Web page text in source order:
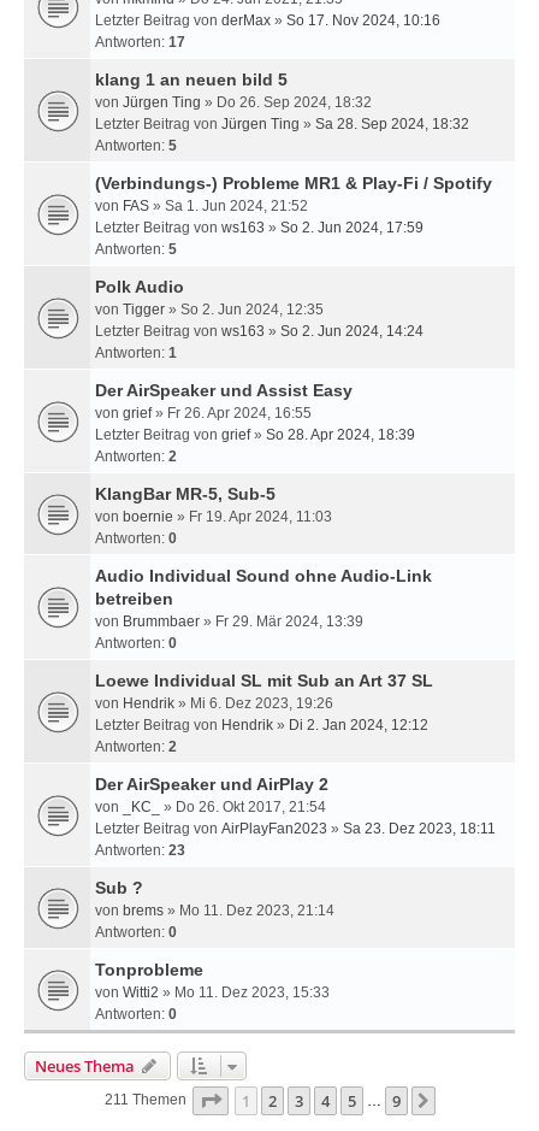
Letzter Beitrag von derMax » So 17. Nov 2024, 10:16
Antworten: 17
klang 1 an neuen bild 5
von Jürgen Ting » Do 26. Sep 2024, 18:32
Letzter Beitrag von Jürgen Ting » Sa 28. Sep 2024, 18:32
Antworten: 5
(Verbindungs-) Probleme MR1 & Play-Fi / Spotify
von FAS » Sa 1. Jun 2024, 21:52
Letzter Beitrag von ws163 » So 2. Jun 2024, 17:59
Antworten: 5
Polk Audio
von Tigger » So 2. Jun 2024, 12:35
Letzter Beitrag von ws163 » So 2. Jun 2024, 14:24
Antworten: 1
Der AirSpeaker und Assist Easy
von grief» Fr 26. Apr 2024, 16:55
Letzter Beitrag von grief» So 28. Apr 2024, 18:39
Antworten: 2
KlangBar MR-5, Sub-5
von boernie » Fr 19. Apr 2024, 11:03
Antworten: 0
Audio Individual Sound ohne Audio-Link
betreiben
von Brummbaer » Fr 29. Mär 2024, 13:39
Antworten: 0
Loewe Individual SL mit Sub an Art 37 SL
von Hendrik » Mi 6. Dez 2023, 19:26
Letzter Beitrag von Hendrik » Di 2. Jan 2024, 12:12
Antworten: 2
Der AirSpeaker und AirPlay 2
von _KC_
» Do 26. Okt 2017, 21:54
Letzter Beitrag von AirPlayFan2023 » Sa 23. Dez 2023, 18:11
Antworten: 23
Sub ?
von brems » Mo 11. Dez 2023, 21:14
Antworten: 0
Tonprobleme
von Witti2 » Mo 11. Dez 2023, 15:33
Antworten: 0
Neues Thema
211 Themen Seite 1Von
1 2 3 4 5 … 9